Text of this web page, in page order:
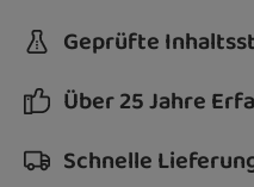
Geprüfte
Über 25 Jahre
Schnelle